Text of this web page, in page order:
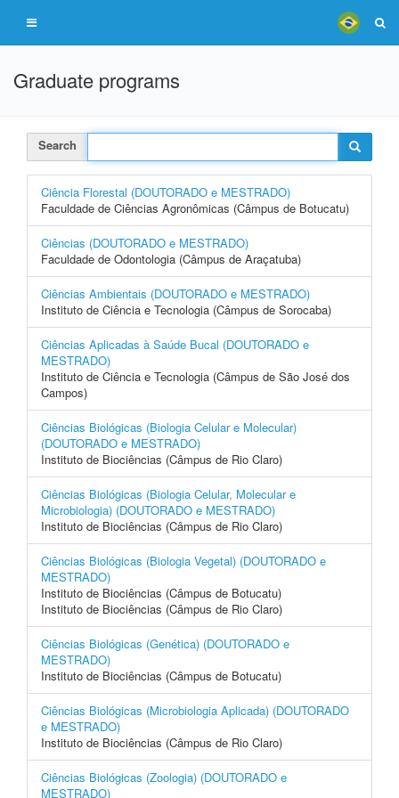
Graduate programs
Search
Ciência Florestal (DOUTORADO e MESTRADO)
Faculdade de Ciências Agronômicas (Câmpus de Botucatu)
Ciências (DOUTORADO e MESTRADO)
Faculdade de Odontologia (Câmpus de Araçatuba)
Ciências Ambientais (DOUTORADO e MESTRADO)
Instituto de Ciência e Tecnologia (Câmpus de Sorocaba)
Ciências Aplicadas à Saúde Bucal (DOUTORADO e
MESTRADO)
Instituto de Ciência e Tecnologia (Câmpus de São José dos
Campos)
Ciências Biológicas (Biologia Celular e Molecular)
(DOUTORADO e MESTRADO)
Instituto de Biociências (Câmpus de Rio Claro)
Ciências Biológicas (Biologia Celular, Molecular e
Microbiologia) (DOUTORADO e MESTRADO)
Instituto de Biociências (Câmpus de Rio Claro)
Ciências Biológicas (Biologia Vegetal) (DOUTORADO e
MESTRADO)
Instituto de Biociências (Câmpus de Botucatu)
Instituto de Biociências (Câmpus de Rio Claro)
Ciências Biológicas (Genética) (DOUTORADO e
MESTRADO)
Instituto de Biociências (Câmpus de Botucatu)
Ciências Biológicas (Microbiologia Aplicada) (DOUTORADO
e MESTRADO)
Instituto de Biociências (Câmpus de Rio Claro)
Ciências Biológicas (Zoologia) (DOUTORADO e
MESTRADO)